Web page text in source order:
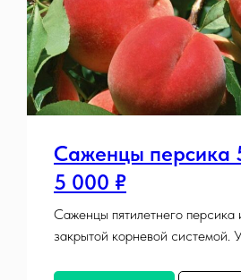
Саженцы персика
5 000 ₽
Саженцы пятилетнего персика
закрытой корневой системой.